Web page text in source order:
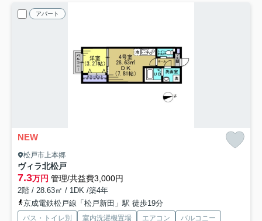
アパート
NEW
松戸市上本郷
ヴィラ北松戸
7.3万円 管理/共益費3,000円
2階 / 28.63㎡ / 1DK /築4年
京成電鉄松戸線「松戸新田」駅 徒歩19分
バス・トイレ別 室内洗濯機置場 エアコン
バルコニー